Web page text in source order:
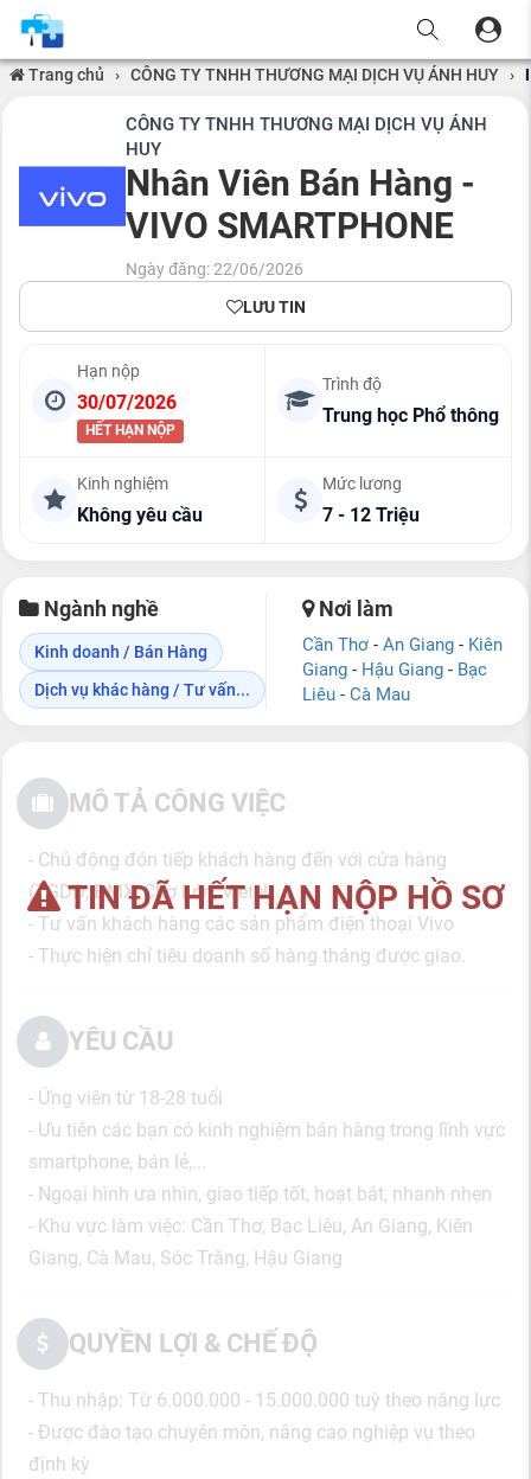
Trang chủ › CÔNG TY TNHH THƯƠNG MẠI DỊCH VỤ ÁNH HUY ›
CÔNG TY TNHH THƯƠNG MẠI DỊCH VỤ ÁNH
HUY
Nhân Viên Bán Hàng -
VIVO SMARTPHONE
Ngày đăng: 22/06/2026
LƯU TIN
Hạn nộp
30/07/2026
HẾT HẠN NỘP
Trình độ
Trung học Phổ thông
Kinh nghiệm
Không yêu cầu
Mức lương
7 - 12 Triệu
Ngành nghề
Kinh doanh / Bán Hàng
Dịch vụ khác hàng / Tư vấn...
Nơi làm
Cần Thơ - An Giang - Kiên
Giang - Hậu Giang - Bạc
Liêu - Cà Mau
TIN ĐÃ HẾT HẠN NỘP HỒ SƠ
MÔ TẢ CÔNG VIỆC
- Chủ động đón tiếp khách hàng đến với cửa hàng
(TGDĐ, ĐMX, Chợ Lớn, Vietel,…)
- Tư vấn khách hàng các sản phẩm điện thoại Vivo
- Thực hiện chỉ tiêu doanh số hàng tháng được giao.
YÊU CẦU
- Ứng viên từ 18-28 tuổi
- Ưu tiên các bạn có kinh nghiệm bán hàng trong lĩnh vực
smartphone, bán lẻ,...
- Ngoại hình ưa nhìn, giao tiếp tốt, hoạt bát, nhanh nhẹn
- Khu vực làm việc: Cần Thơ, Bạc Liêu, An Giang, Kiên
Giang, Cà Mau, Sóc Trăng, Hậu Giang
QUYỀN LỢI & CHẾ ĐỘ
- Thu nhập: Từ 6.000.000 - 15.000.000 tuỳ theo năng lực
- Được đào tạo chuyên môn, nâng cao nghiệp vụ theo
định kỳ